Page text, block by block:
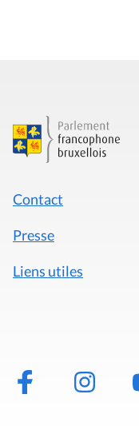
Contact
Presse
Liens utiles